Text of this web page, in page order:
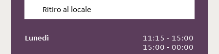
Ritiro al locale
Lunedì
11:15 - 15:00
15:00 - 00:00